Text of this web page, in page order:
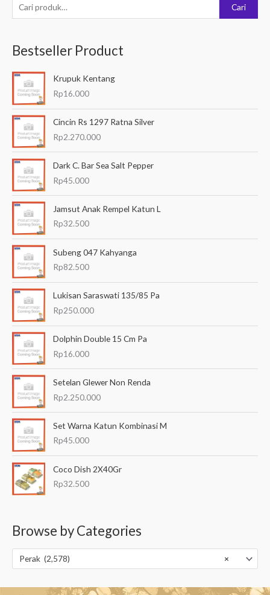
e
c
a
u
n
u
Cari
Bestseller Product
Krupuk Kentang
Rp16.000
Cincin Rs 1297 Ratna Silver
Rp2.270.000
Dark C. Bar Sea Salt Pepper
Rp45.000
Jamsut Anak Rempel Katun L
Rp32.500
Subeng 047 Kahyanga
Rp82.500
Lukisan Saraswati 135/85 Pa
Rp250.000
Dolphin Double 15 Cm Pa
Rp16.000
Setelan Glewer Non Renda
Rp2.250.000
Set Warna Katun Kombinasi M
Rp45.000
Coco Dish 2X40Gr
Rp32.500
Browse by Categories
×
Perak (2,578)